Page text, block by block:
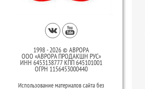
1998 - 2026 © АВРОРА
ООО «АВРОРА ПРОДАКШН РУС»
ИНН 6453138777 КПП 645101001
ОГРН 1156453000440
Использование материалов сайта без